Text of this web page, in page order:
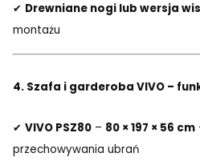
✔ Drewniane nogi lub wersja
montażu
4. Szafa i garderoba VIVO –
✔ VIVO PSZ80 – 80 × 197 × 56 cm
przechowywania ubrań